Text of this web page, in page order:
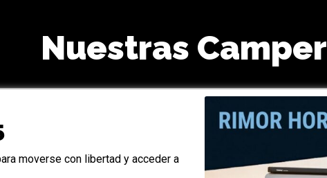
Nuestras Camper
moverse con libertad y acceder a